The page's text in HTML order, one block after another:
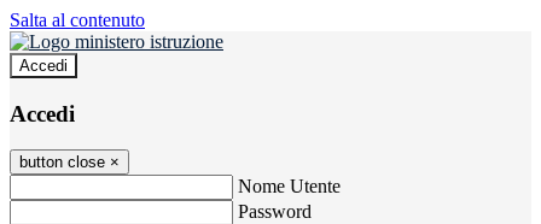
Salta al contenuto
Accedi
Accedi
button close ×
Nome Utente
Password